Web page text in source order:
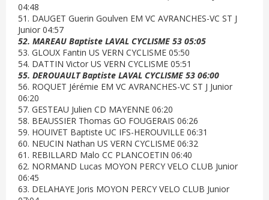
04:48
51. DAUGET Guerin Goulven EM VC AVRANCHES-VC ST J
Junior 04:57
52. MAREAU Baptiste LAVAL CYCLISME 53 05:05
53. GLOUX Fantin US VERN CYCLISME 05:50
54. DATTIN Victor US VERN CYCLISME 05:51
55. DEROUAULT Baptiste LAVAL CYCLISME 53 06:00
56. ROQUET Jérémie EM VC AVRANCHES-VC ST J Junior
06:20
57. GESTEAU Julien CD MAYENNE 06:20
58. BEAUSSIER Thomas GO FOUGERAIS 06:26
59. HOUIVET Baptiste UC IFS-HEROUVILLE 06:31
60. NEUCIN Nathan US VERN CYCLISME 06:32
61. REBILLARD Malo CC PLANCOETIN 06:40
62. NORMAND Lucas MOYON PERCY VELO CLUB Junior
06:45
63. DELAHAYE Joris MOYON PERCY VELO CLUB Junior